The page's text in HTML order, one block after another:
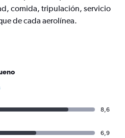
comida, tripulación, servicio
de cada aerolínea.
8,6
6,9